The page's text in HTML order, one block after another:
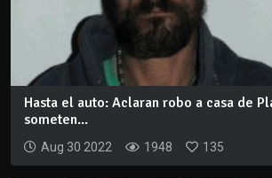
Hasta el auto: Aclaran robo a casa de
someten...
Aug 30 2022 1948 135